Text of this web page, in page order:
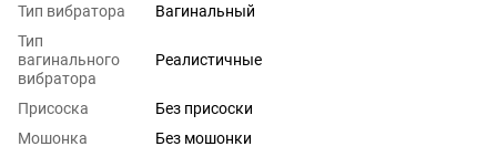
Тип вибратора
Вагинальный
Тип
вагинального
вибратора
Реалистичные
Присоска
Без присоски
Мошонка
Без мошонки